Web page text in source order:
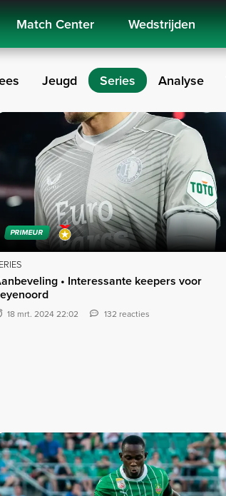
Match Center Wedstrijden
Jeugd Series Analyse
PRIMEUR
• Interessante keepers voor
18 mrt. 2024 22:02 132 reacties